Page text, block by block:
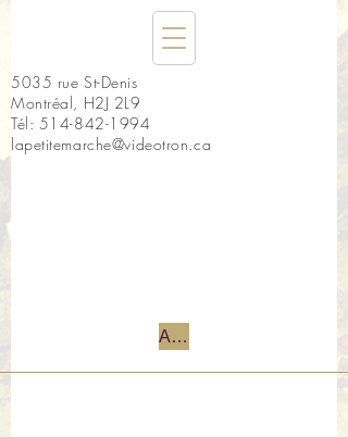
5035 rue St-Denis
Montréal, H2J 2L9
Tél: 514-842-1994
lapetitemarche@videotron.ca
Accueil